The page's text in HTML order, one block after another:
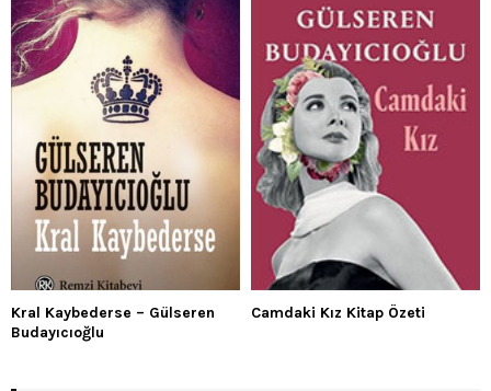
Kral Kaybederse – Gülseren
Budayıcıoğlu
Camdaki Kız Kitap Özeti